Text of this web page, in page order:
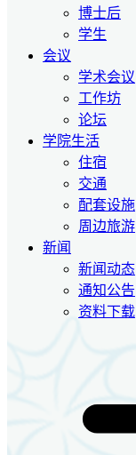
博士后
学生
会议
学术会议
工作坊
论坛
学院生活
住宿
交通
配套设施
周边旅游
新闻
新闻动态
通知公告
资料下载